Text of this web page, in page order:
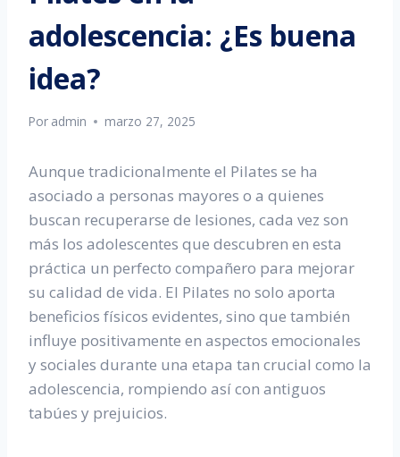
adolescencia: ¿Es buena
idea?
Por admin marzo 27, 2025
Aunque tradicionalmente el Pilates se ha
asociado a personas mayores o a quienes
buscan recuperarse de lesiones, cada vez son
más los adolescentes que descubren en esta
práctica un perfecto compañero para mejorar
su calidad de vida. El Pilates no solo aporta
beneficios físicos evidentes, sino que también
influye positivamente en aspectos emocionales
y sociales durante una etapa tan crucial como la
adolescencia, rompiendo así con antiguos
tabúes y prejuicios.